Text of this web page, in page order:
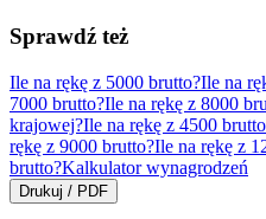
Sprawdź też
Ile na rękę z 5000 brutto?Ile na
7000 brutto?Ile na rękę z 8000
krajowej?Ile na rękę z 4500
rękę z 9000 brutto?Ile na rękę z
brutto?Kalkulator wynagrodzeń
Drukuj / PDF